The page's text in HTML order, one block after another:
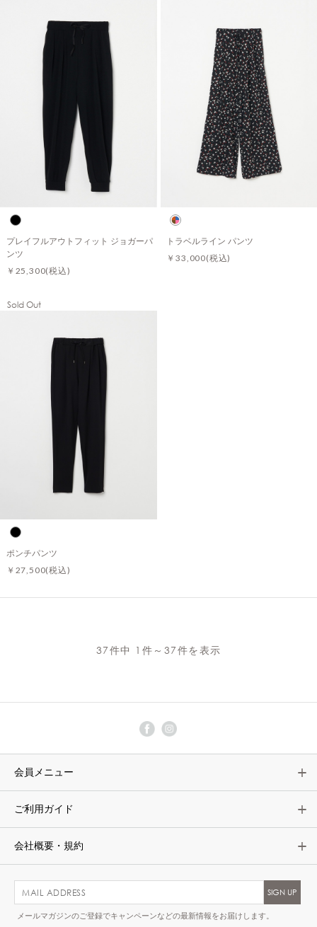
プレイフルアウトフィット ジョガーパ
ンツ
￥25,300(税込)
トラベルライン パンツ
￥33,000(税込)
Sold Out
ポンチパンツ
￥27,500(税込)
37件中 1件～37件を表示
会員メニュー
ご利用ガイド
会社概要・規約
メールマガジンのご登録でキャンペーンなどの最新情報をお届けします。